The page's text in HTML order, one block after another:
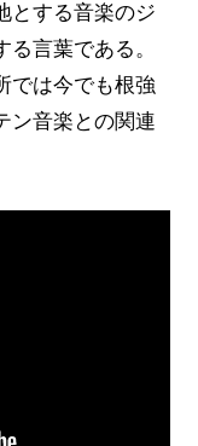
とする音楽のジ
言葉である。
では今でも根強
ン音楽との関連